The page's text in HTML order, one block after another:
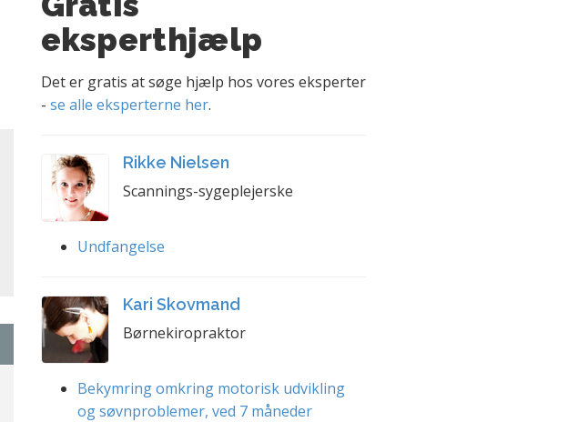
eksperthjælp
Det er gratis at søge hjælp hos vores eksperter
- se alle eksperterne her.
Rikke Nielsen
Scannings-sygeplejerske
Undfangelse
Kari Skovmand
Børnekiropraktor
Bekymring omkring motorisk udvikling
og søvnproblemer, ved 7 måneder